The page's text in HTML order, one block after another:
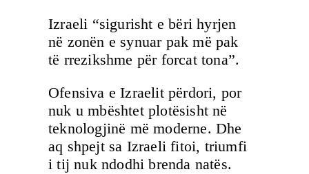
Izraeli “sigurisht e bëri hyrjen
në zonën e synuar pak më pak
të rrezikshme për forcat tona”.
Ofensiva e Izraelit përdori, por
nuk u mbështet plotësisht në
teknologjinë më moderne. Dhe
aq shpejt sa Izraeli fitoi, triumfi
i tij nuk ndodhi brenda natës.